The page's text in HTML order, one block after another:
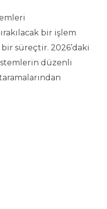
bir işlem
süreçtir. 2026’daki
düzenli